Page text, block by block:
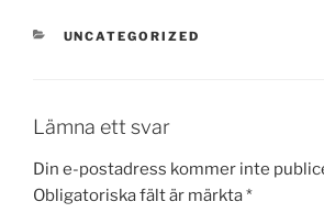
KATEGORIER
UNCATEGORIZED
Lämna ett svar
Din e-postadress kommer inte
Obligatoriska fält är märkta*